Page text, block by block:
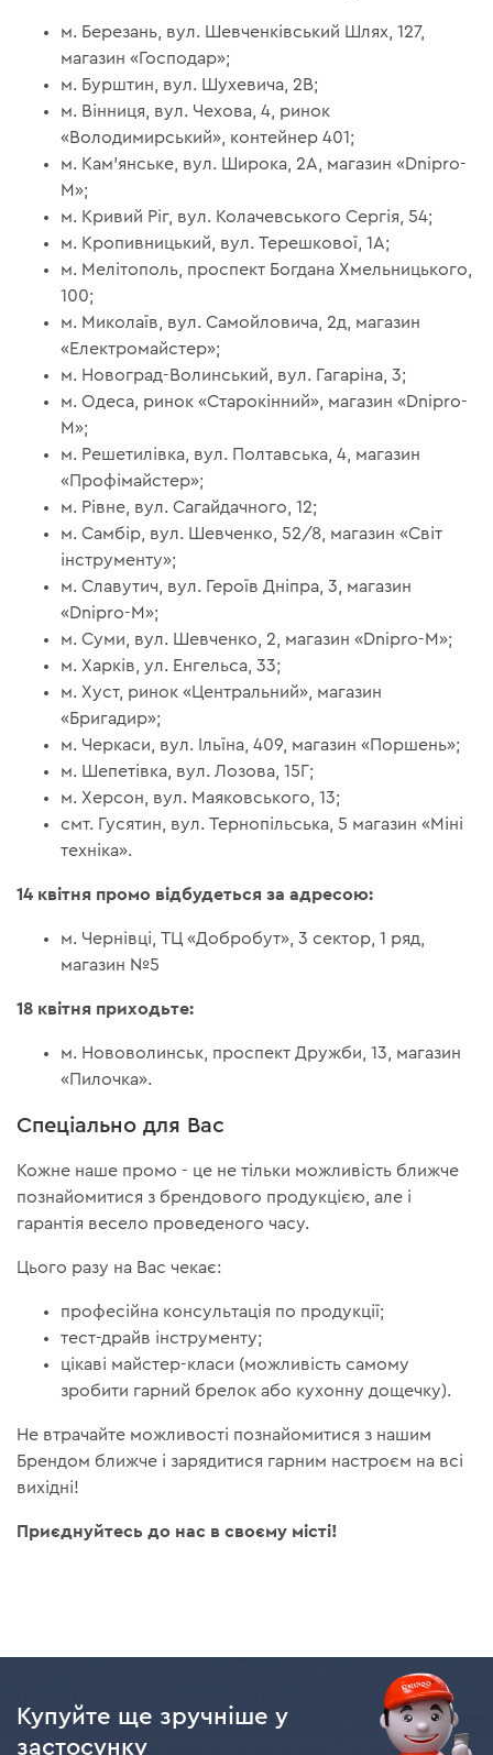
м. Березань, вул. Шевченківський Шлях, 127,
магазин «Господар»;
м. Бурштин, вул. Шухевича, 2В;
м. Вінниця, вул. Чехова, 4, ринок
«Володимирський», контейнер 401;
м. Кам'янське, вул. Широка, 2А, магазин «Dnipro-
M»;
м. Кривий Ріг, вул. Колачевського Сергія, 54;
м. Кропивницький, вул. Терешкової, 1А;
м. Мелітополь, проспект Богдана Хмельницького,
100;
м. Миколаїв, вул. Самойловича, 2д, магазин
«Електромайстер»;
м. Новоград-Волинський, вул. Гагаріна, 3;
м. Одеса, ринок «Старокінний», магазин «Dnipro-
M»;
м. Решетилівка, вул. Полтавська, 4, магазин
«Профімайстер»;
м. Рівне, вул. Сагайдачного, 12;
м. Самбір, вул. Шевченко, 52/8, магазин «Світ
інструменту»;
м. Славутич, вул. Героїв Дніпра, 3, магазин
«Dnipro-M»;
м. Суми, вул. Шевченко, 2, магазин «Dnipro-M»;
м. Харків, ул. Енгельса, 33;
м. Хуст, ринок «Центральний», магазин
«Бригадир»;
м. Черкаси, вул. Ільїна, 409, магазин «Поршень»;
м. Шепетівка, вул. Лозова, 15Г;
м. Херсон, вул. Маяковського, 13;
смт. Гусятин, вул. Тернопільська, 5 магазин «Міні
техніка».
14 квітня промо відбудеться за адресою:
м. Чернівці, ТЦ «Добробут», 3 сектор, 1 ряд,
магазин №5
18 квітня приходьте:
м. Нововолинськ, проспект Дружби, 13, магазин
«Пилочка».
Спеціально для Вас
Кожне наше промо - це не тільки можливість ближче
познайомитися з брендового продукцією, але і
гарантія весело проведеного часу.
Цього разу на Вас чекає:
професійна консультація по продукції;
тест-драйв інструменту;
цікаві майстер-класи (можливість самому
зробити гарний брелок або кухонну дощечку).
Не втрачайте можливості познайомитися з нашим
Брендом ближче і зарядитися гарним настроєм на всі
вихідні!
Приєднуйтесь до нас в своєму місті!
Купуйте ще зручніше у
застосунку